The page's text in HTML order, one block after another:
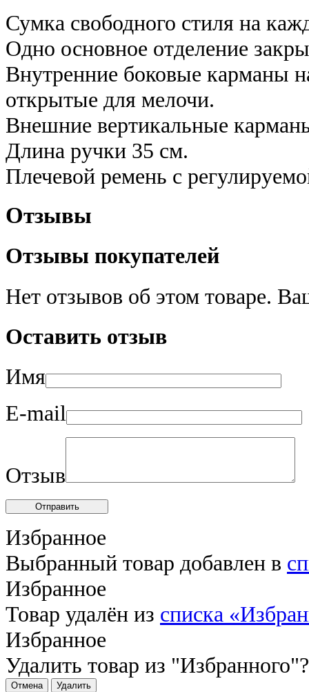
Сумка свободного стиля на
Одно основное отделение
Внутренние боковые карманы
открытые для мелочи.
Внешние вертикальные
Длина ручки 35 см.
Плечевой ремень с
Отзывы
Отзывы покупателей
Нет отзывов об этом товаре.
Оставить отзыв
Имя
E-mail
Отзыв
Отправить
Избранное
Выбранный товар добавлен в
Избранное
Товар удалён из списка
Избранное
Удалить товар из "Избранного"?
Отмена Удалить